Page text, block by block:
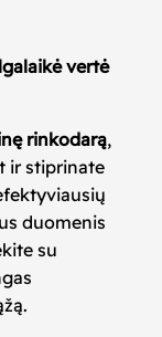
vertė
rinkodarą,
ir stiprinate
duomenis
su